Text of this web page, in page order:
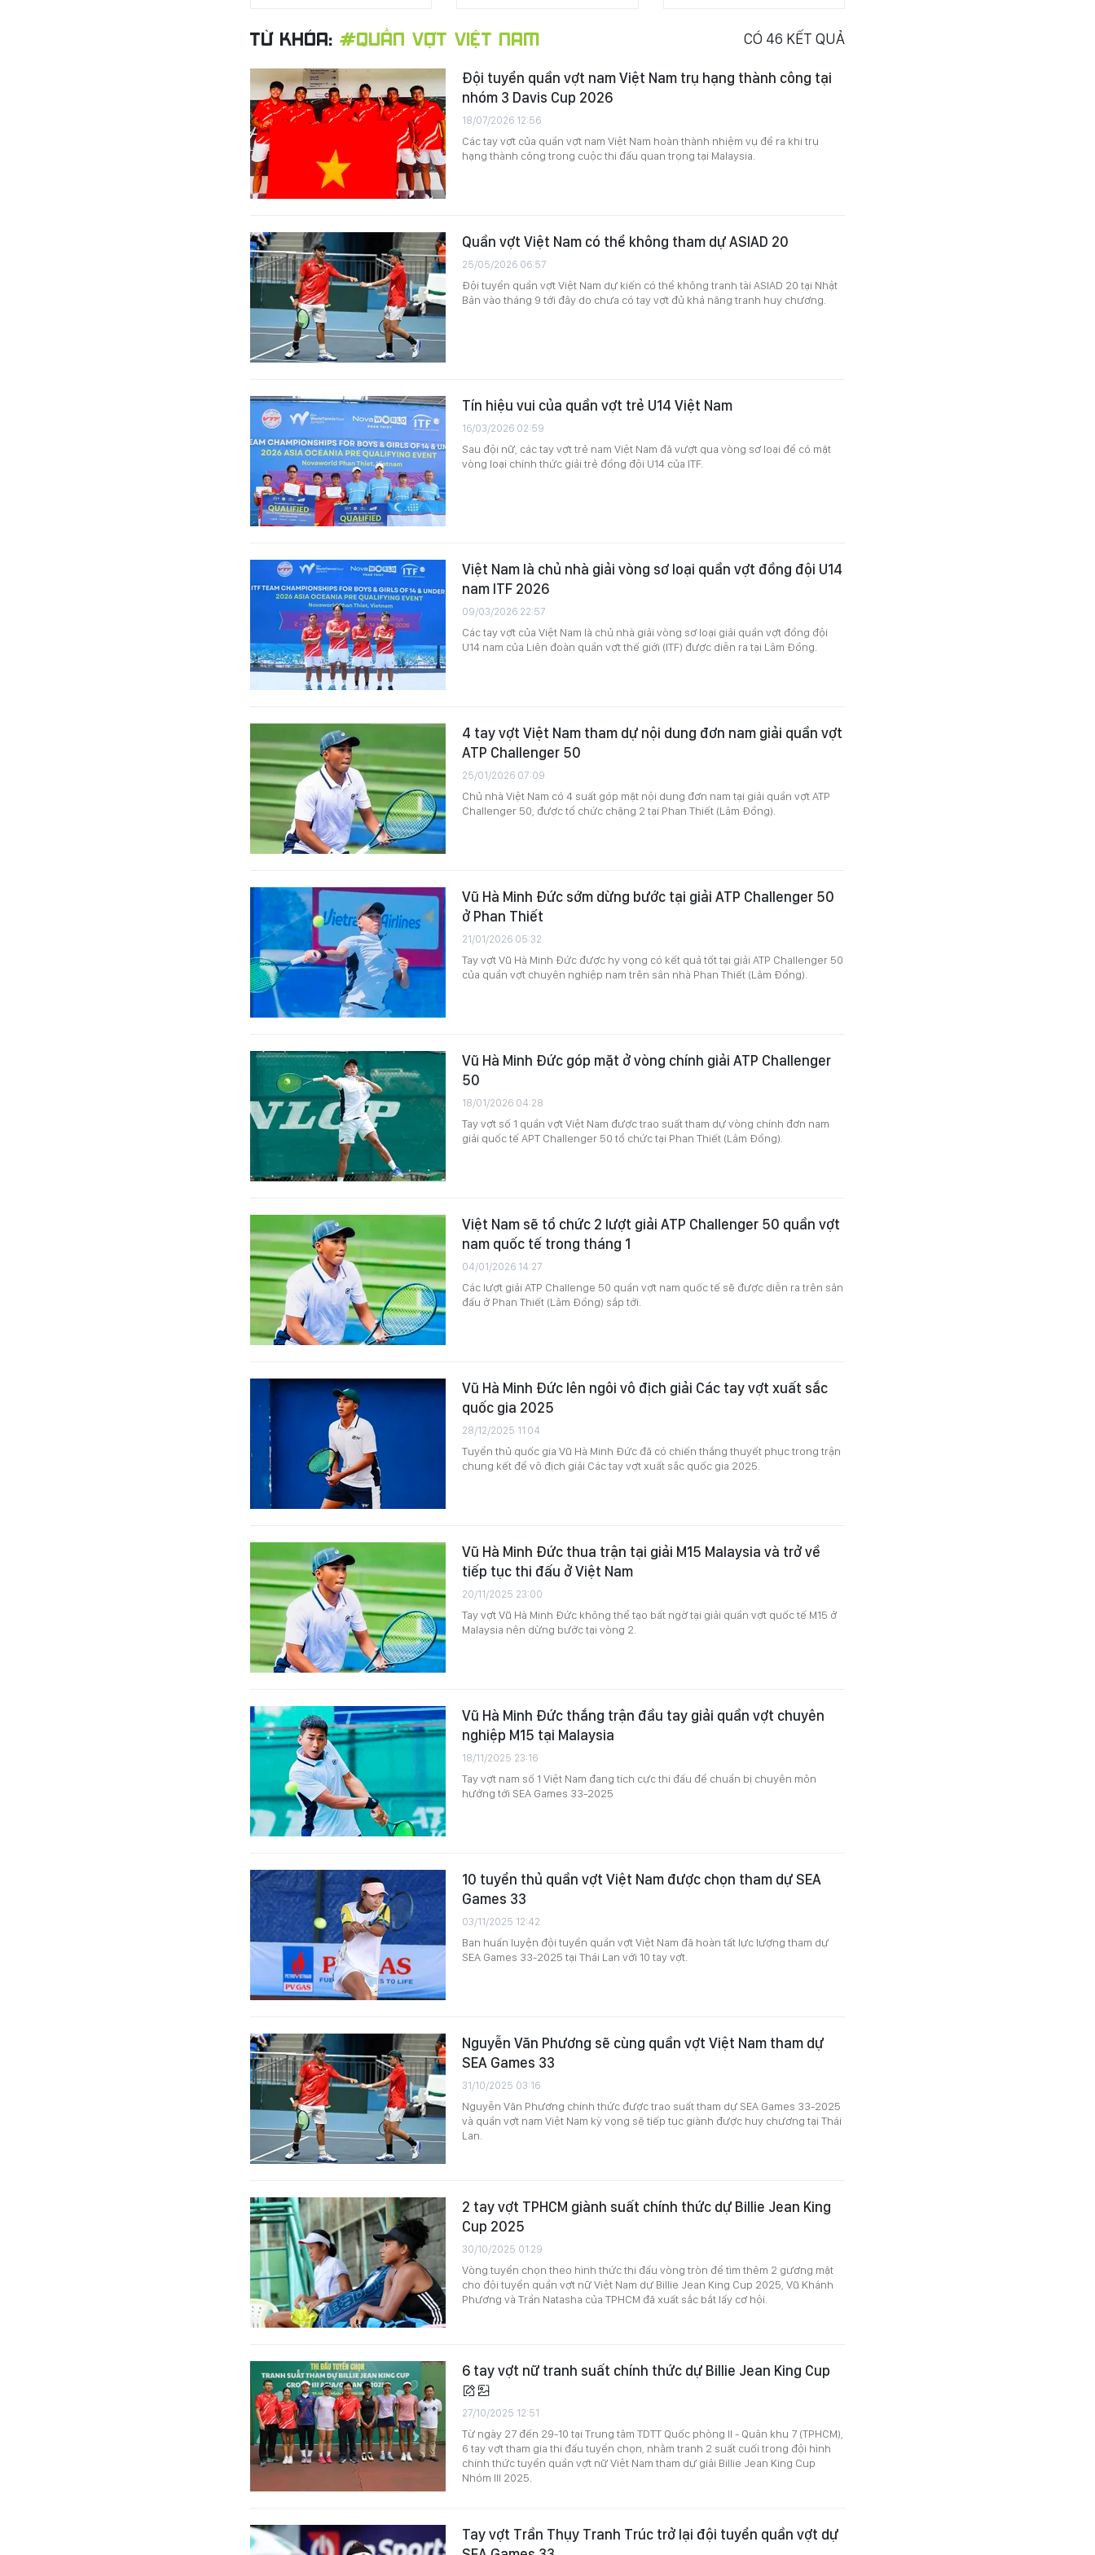
TỪ KHÓA: #QUẦN VỢT VIỆT NAM CÓ 46 KẾT QUẢ
Đội tuyển quần vợt nam Việt Nam trụ hạng thành công tại
nhóm 3 Davis Cup 2026
18/07/2026 12:56
Các tay vợt của quần vợt nam Việt Nam hoàn thành nhiệm vụ đề ra khi trụ
hạng thành công trong cuộc thi đấu quan trọng tại Malaysia.
Quần vợt Việt Nam có thể không tham dự ASIAD 20
25/05/2026 06:57
Đội tuyển quần vợt Việt Nam dự kiến có thể không tranh tài ASIAD 20 tại Nhật
Bản vào tháng 9 tới đây do chưa có tay vợt đủ khả năng tranh huy chương.
Tín hiệu vui của quần vợt trẻ U14 Việt Nam
16/03/2026 02:59
Sau đội nữ, các tay vợt trẻ nam Việt Nam đã vượt qua vòng sơ loại để có mặt
vòng loại chính thức giải trẻ đồng đội U14 của ITF.
Việt Nam là chủ nhà giải vòng sơ loại quần vợt đồng đội U14
nam ITF 2026
09/03/2026 22:57
Các tay vợt của Việt Nam là chủ nhà giải vòng sơ loại giải quần vợt đồng đội
U14 nam của Liên đoàn quần vợt thế giới (ITF) được diễn ra tại Lâm Đồng.
4 tay vợt Việt Nam tham dự nội dung đơn nam giải quần vợt
ATP Challenger 50
25/01/2026 07:09
Chủ nhà Việt Nam có 4 suất góp mặt nội dung đơn nam tại giải quần vợt ATP
Challenger 50, được tổ chức chặng 2 tại Phan Thiết (Lâm Đồng).
Vũ Hà Minh Đức sớm dừng bước tại giải ATP Challenger 50
ở Phan Thiết
21/01/2026 05:32
Tay vợt Vũ Hà Minh Đức được hy vọng có kết quả tốt tại giải ATP Challenger 50
của quần vợt chuyên nghiệp nam trên sân nhà Phan Thiết (Lâm Đồng).
Vũ Hà Minh Đức góp mặt ở vòng chính giải ATP Challenger
50
18/01/2026 04:28
Tay vợt số 1 quần vợt Việt Nam được trao suất tham dự vòng chính đơn nam
giải quốc tế APT Challenger 50 tổ chức tại Phan Thiết (Lâm Đồng).
Việt Nam sẽ tổ chức 2 lượt giải ATP Challenger 50 quần vợt
nam quốc tế trong tháng 1
04/01/2026 14:27
Các lượt giải ATP Challenge 50 quần vợt nam quốc tế sẽ được diễn ra trên sân
đấu ở Phan Thiết (Lâm Đồng) sắp tới.
Vũ Hà Minh Đức lên ngôi vô địch giải Các tay vợt xuất sắc
quốc gia 2025
28/12/2025 11:04
Tuyển thủ quốc gia Vũ Hà Minh Đức đã có chiến thắng thuyết phục trong trận
chung kết để vô địch giải Các tay vợt xuất sắc quốc gia 2025.
Vũ Hà Minh Đức thua trận tại giải M15 Malaysia và trở về
tiếp tục thi đấu ở Việt Nam
20/11/2025 23:00
Tay vợt Vũ Hà Minh Đức không thể tạo bất ngờ tại giải quần vợt quốc tế M15 ở
Malaysia nên dừng bước tại vòng 2.
Vũ Hà Minh Đức thắng trận đầu tay giải quần vợt chuyên
nghiệp M15 tại Malaysia
18/11/2025 23:16
Tay vợt nam số 1 Việt Nam đang tích cực thi đấu để chuẩn bị chuyên môn
hướng tới SEA Games 33-2025
10 tuyển thủ quần vợt Việt Nam được chọn tham dự SEA
Games 33
03/11/2025 12:42
Ban huấn luyện đội tuyển quần vợt Việt Nam đã hoàn tất lực lượng tham dự
SEA Games 33-2025 tại Thái Lan với 10 tay vợt.
Nguyễn Văn Phương sẽ cùng quần vợt Việt Nam tham dự
SEA Games 33
31/10/2025 03:16
Nguyễn Văn Phương chính thức được trao suất tham dự SEA Games 33-2025
và quần vợt nam Việt Nam kỳ vọng sẽ tiếp tục giành được huy chương tại Thái
Lan.
2 tay vợt TPHCM giành suất chính thức dự Billie Jean King
Cup 2025
30/10/2025 01:29
Vòng tuyển chọn theo hình thức thi đấu vòng tròn để tìm thêm 2 gương mặt
cho đội tuyển quần vợt nữ Việt Nam dự Billie Jean King Cup 2025, Vũ Khánh
Phương và Trần Natasha của TPHCM đã xuất sắc bắt lấy cơ hội.
6 tay vợt nữ tranh suất chính thức dự Billie Jean King Cup
27/10/2025 12:51
Từ ngày 27 đến 29-10 tại Trung tâm TDTT Quốc phòng II - Quân khu 7 (TPHCM),
6 tay vợt tham gia thi đấu tuyển chọn, nhằm tranh 2 suất cuối trong đội hình
chính thức tuyển quần vợt nữ Việt Nam tham dự giải Billie Jean King Cup
Nhóm III 2025.
Tay vợt Trần Thụy Tranh Trúc trở lại đội tuyển quần vợt dự